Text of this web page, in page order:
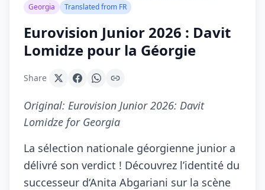
Georgia Translated from FR
Eurovision Junior 2026 : Davit
Lomidze pour la Géorgie
Share
Original: Eurovision Junior 2026: Davit
Lomidze for Georgia
La sélection nationale géorgienne junior a
délivré son verdict ! Découvrez l’identité du
successeur d‘Anita Abgariani sur la scène